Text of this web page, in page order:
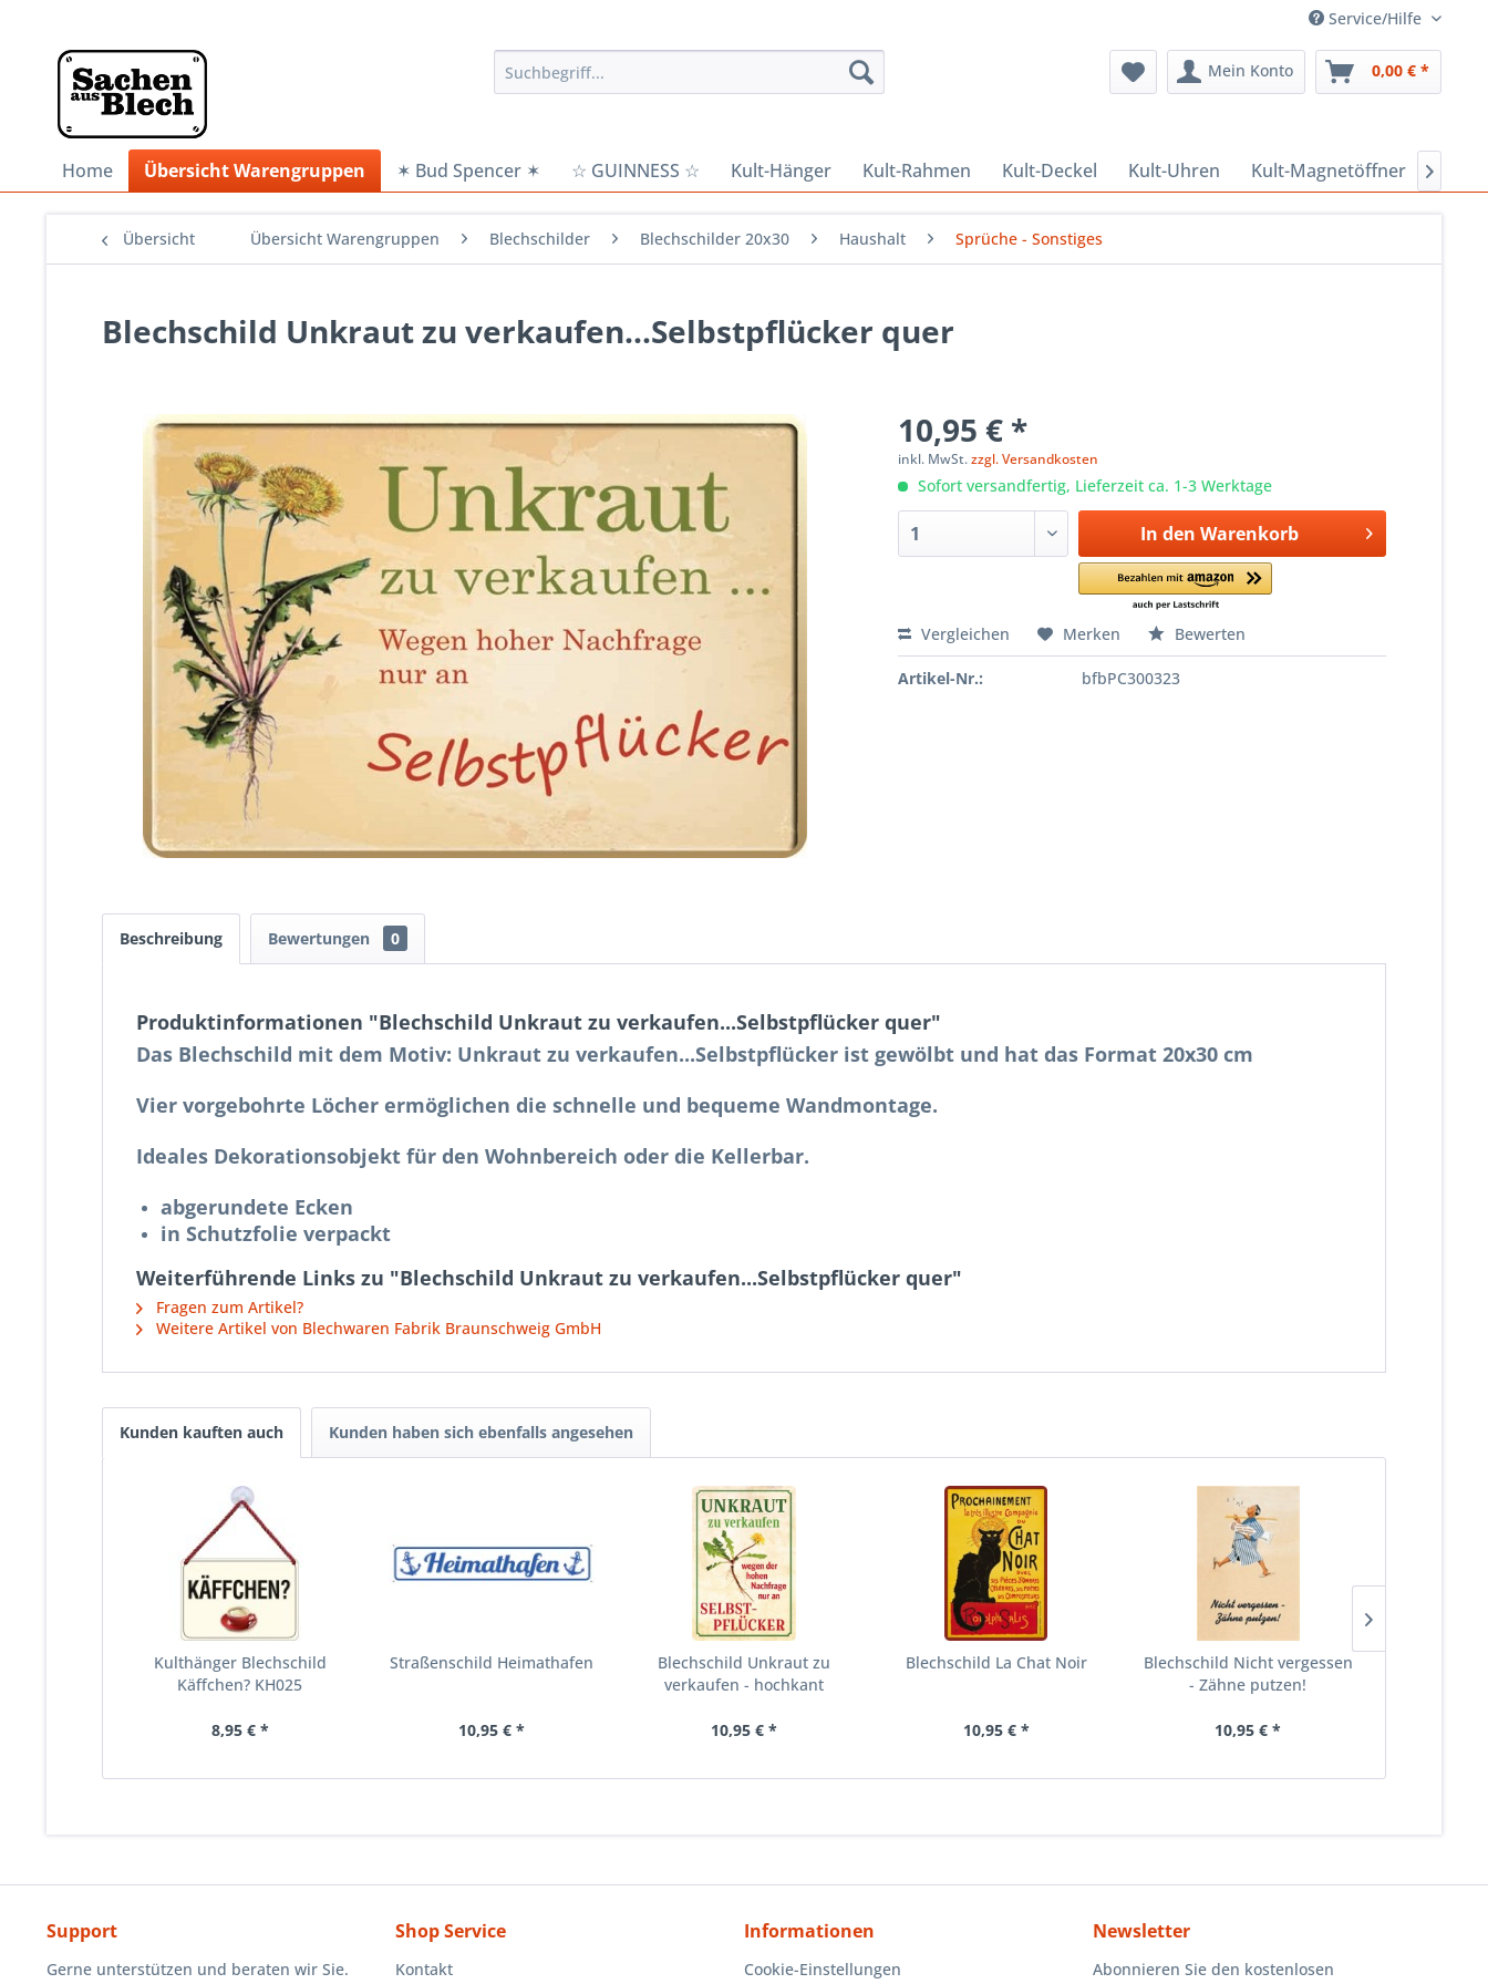
Service/Hilfe
Mein Konto 0,00 € *
Home Übersicht Warengruppen ✶ Bud Spencer ✶ ☆ GUINNESS ☆ Kult-Hänger Kult-Rahmen Kult-Deckel Kult-Uhren Kult-Magnetöffner 
Übersicht Übersicht Warengruppen Blechschilder Blechschilder 20x30 Haushalt Sprüche - Sonstiges
Blechschild Unkraut zu verkaufen...Selbstpflücker quer
10,95 € *
inkl. MwSt.zzgl. Versandkosten
Sofort versandfertig, Lieferzeit ca. 1-3 Werktage
In den Warenkorb
Vergleichen Merken Bewerten
Artikel-Nr.: bfbPC300323
Beschreibung Bewertungen 0
Produktinformationen "Blechschild Unkraut zu verkaufen...Selbstpflücker quer"
Das Blechschild mit dem Motiv: Unkraut zu verkaufen...Selbstpflücker ist gewölbt und hat das Format 20x30 cm
Vier vorgebohrte Löcher ermöglichen die schnelle und bequeme Wandmontage.
Ideales Dekorationsobjekt für den Wohnbereich oder die Kellerbar.
abgerundete Ecken
in Schutzfolie verpackt
Weiterführende Links zu "Blechschild Unkraut zu verkaufen...Selbstpflücker quer"
Fragen zum Artikel?
Weitere Artikel von Blechwaren Fabrik Braunschweig GmbH
Kunden kauften auch Kunden haben sich ebenfalls angesehen
Kulthänger Blechschild
Käffchen? KH025
8,95 € *
Straßenschild Heimathafen
10,95 € *
Blechschild Unkraut zu
verkaufen - hochkant
10,95 € *
Blechschild La Chat Noir
10,95 € *
Blechschild Nicht vergessen
- Zähne putzen!
10,95 € *
Support
Gerne unterstützen und beraten wir Sie.
Shop Service
Kontakt
Informationen
Cookie-Einstellungen
Newsletter
Abonnieren Sie den kostenlosen